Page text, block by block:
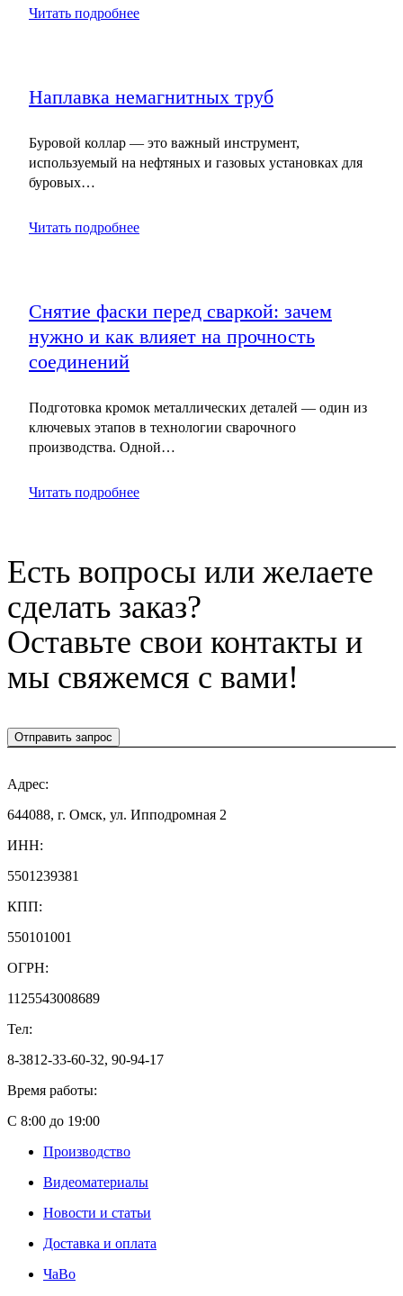
Читать подробнее
Наплавка немагнитных труб
Буровой коллар — это важный инструмент,
используемый на нефтяных и газовых установках для
буровых…
Читать подробнее
Снятие фаски перед сваркой: зачем
нужно и как влияет на прочность
соединений
Подготовка кромок металлических деталей — один из
ключевых этапов в технологии сварочного
производства. Одной…
Читать подробнее
Есть вопросы или желаете
сделать заказ?
Оставьте свои контакты и
мы свяжемся с вами!
Отправить запрос
Адрес:
644088, г. Омск, ул. Ипподромная 2
ИНН:
5501239381
КПП:
550101001
ОГРН:
1125543008689
Тел:
8-3812-33-60-32, 90-94-17
Время работы:
С 8:00 до 19:00
Производство
Видеоматериалы
Новости и статьи
Доставка и оплата
ЧаВо